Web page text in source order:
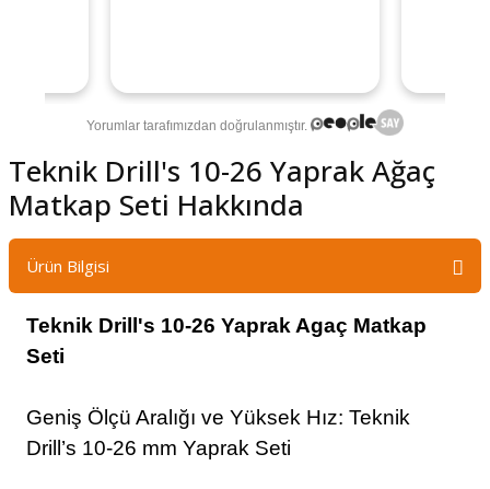
Teknik Drill's 10-26 Yaprak Ağaç
Matkap Seti Hakkında
Ürün Bilgisi
Teknik Drill's 10-26 Yaprak Agaç Matkap
Seti
Geniş Ölçü Aralığı ve Yüksek Hız: Teknik
Drill’s 10-26 mm Yaprak Seti